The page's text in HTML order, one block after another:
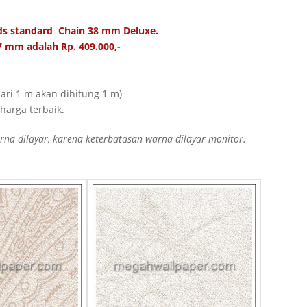
standard Chain 38 mm Deluxe.
adalah Rp. 409.000,-
1 m akan dihitung 1 m)
terbaik.
dilayar, karena keterbatasan warna dilayar monitor.